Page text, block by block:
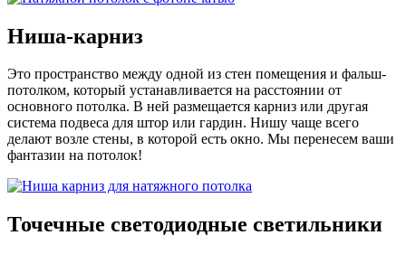
Ниша-карниз
Это пространство между одной из стен помещения и фальш-
потолком, который устанавливается на расстоянии от
основного потолка. В ней размещается карниз или другая
система подвеса для штор или гардин. Нишу чаще всего
делают возле стены, в которой есть окно. Мы перенесем ваши
фантазии на потолок!
Точечные светодиодные светильники